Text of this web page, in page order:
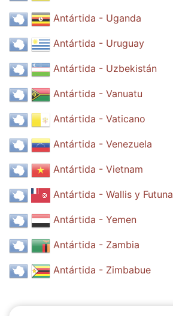
Antártida - Uganda
Antártida - Uruguay
Antártida - Uzbekistán
Antártida - Vanuatu
Antártida - Vaticano
Antártida - Venezuela
Antártida - Vietnam
Antártida - Wallis y Futuna
Antártida - Yemen
Antártida - Zambia
Antártida - Zimbabue